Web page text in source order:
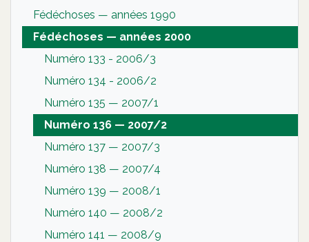
Fédéchoses — années 1990
Fédéchoses — années 2000
Numéro 133 - 2006/3
Numéro 134 - 2006/2
Numéro 135 — 2007/1
Numéro 136 — 2007/2
Numéro 137 — 2007/3
Numéro 138 — 2007/4
Numéro 139 — 2008/1
Numéro 140 — 2008/2
Numéro 141 — 2008/9